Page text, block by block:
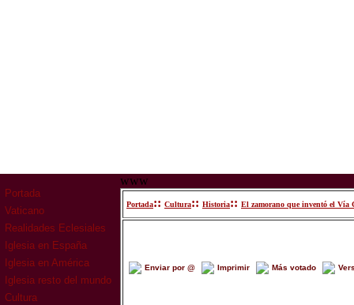
Portada
Vaticano
Realidades Eclesiales
Iglesia en España
Iglesia en América
Iglesia resto del mundo
Cultura
www
Portada:: Cultura:: Historia:: El zamorano que inventó el Vía
Enviar por @ Imprimir Más votado